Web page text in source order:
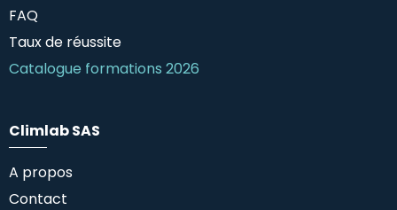
FAQ
Taux de réussite
Catalogue formations 2026
Climlab SAS
A propos
Contact